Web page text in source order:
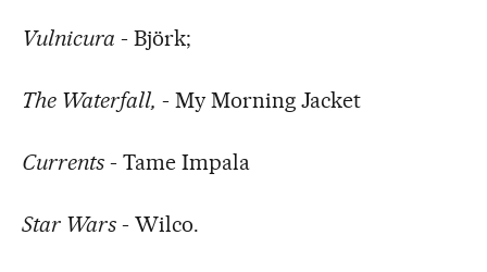
Vulnicura - Björk;
The Waterfall, - My Morning Jacket
Currents- Tame Impala
Star Wars- Wilco.